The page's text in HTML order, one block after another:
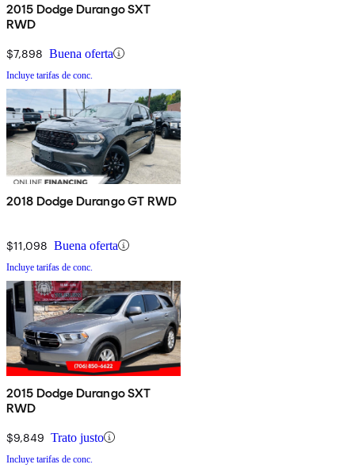
2015 Dodge Durango SXT
RWD
$7,898 Buena oferta
Incluye tarifas de conc.
2018 Dodge Durango GT RWD
$11,098 Buena oferta
Incluye tarifas de conc.
2015 Dodge Durango SXT
RWD
$9,849 Trato justo
Incluye tarifas de conc.